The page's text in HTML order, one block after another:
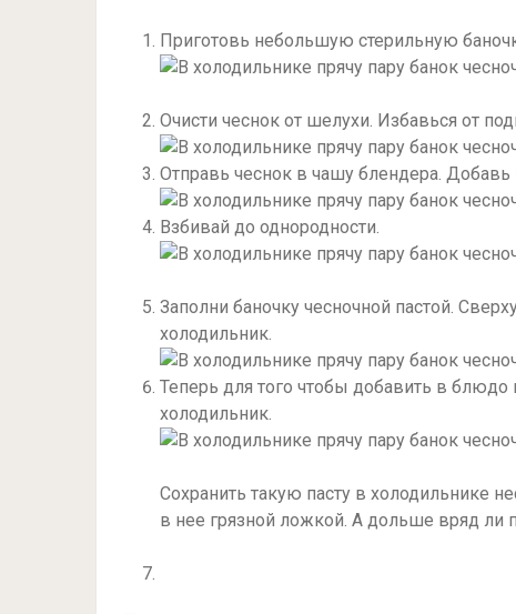
Приготовь небольшую стерильную
Очисти чеснок от шелухи. Избавься от
Отправь чеснок в чашу блендера. Добавь
Взбивай до однородности.
Заполни баночку чесночной пастой.
холодильник.
Теперь для того чтобы добавить в
холодильник.
Сохранить такую пасту в холодильнике
в нее грязной ложкой. А дольше вряд